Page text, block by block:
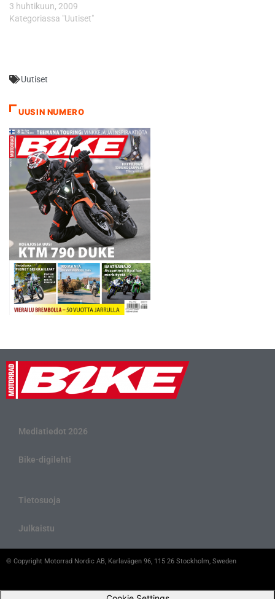
3 huhtikuun, 2009
Kategoriassa "Uutiset"
Uutiset
UUSIN NUMERO
Mediatiedot 2026
Bike-digilehti
Tietosuoja
Julkaistu
© Copyright Motorrad Nordic AB, Karlavägen 96, 115 26 Stockholm, Sweden